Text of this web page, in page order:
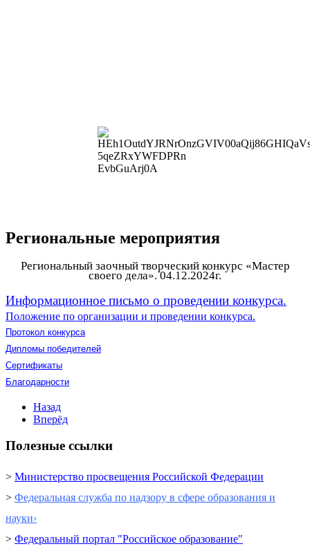
Региональные мероприятия
Региональный заочный творческий конкурс «Мастер
своего дела». 04.12.2024г.
Информационное письмо о проведении конкурса.
Положение по организации и проведении конкурса.
Протокол конкурса
Дипломы победителей
Сертификаты
Благодарности
Назад
Вперёд
Полезные ссылки
> Министерство просвещения Российской Федерации
> Федеральная служба по надзору в сфере образования и
науки›
> Федеральный портал "Российское образование"